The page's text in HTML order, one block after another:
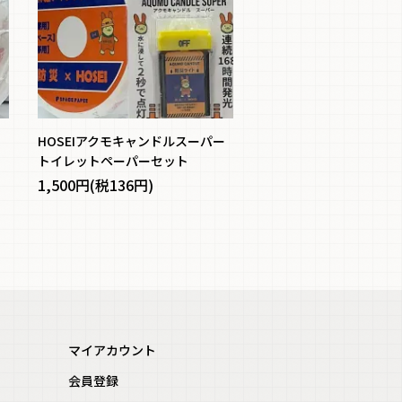
HOSEIアクモキャンドルスーパー
トイレットペーパーセット
1,500円(税136円)
マイアカウント
会員登録